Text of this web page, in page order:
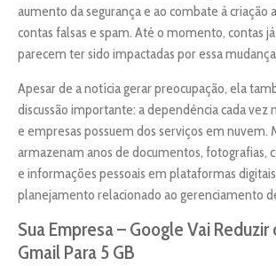
aumento da segurança e ao combate à criação
contas falsas e spam. Até o momento, contas
parecem ter sido impactadas por essa
Apesar de a notícia gerar preocupação, ela
discussão importante: a dependência cada vez
e empresas possuem dos serviços em nuvem.
armazenam anos de documentos, fotografias,
e informações pessoais em plataformas
planejamento relacionado ao gerenciamento
Sua Empresa – Google Vai Reduzir
Gmail Para 5 GB